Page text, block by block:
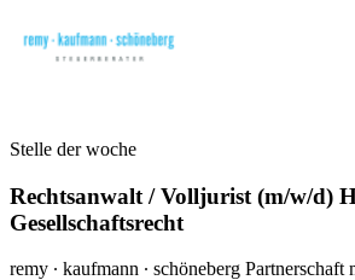
Stelle der woche
Rechtsanwalt / Volljurist (m/w/d)
Gesellschaftsrecht
remy ∙ kaufmann ∙ schöneberg Partnerschaft